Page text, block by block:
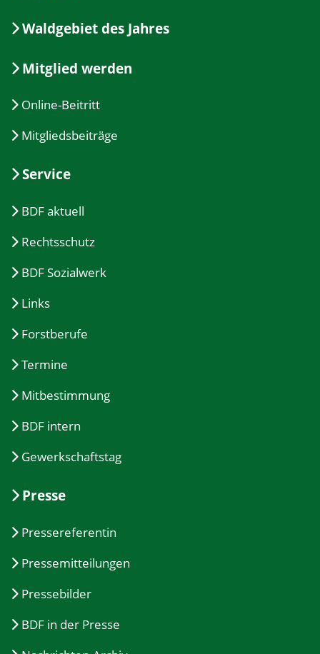
Waldgebiet des Jahres
Mitglied werden
Online-Beitritt
Mitgliedsbeiträge
Service
BDF aktuell
Rechtsschutz
BDF Sozialwerk
Links
Forstberufe
Termine
Mitbestimmung
BDF intern
Gewerkschaftstag
Presse
Pressereferentin
Pressemitteilungen
Pressebilder
BDF in der Presse